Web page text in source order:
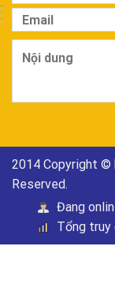
2014 Copyright ©
Reserved.
Đang
Tổng truy